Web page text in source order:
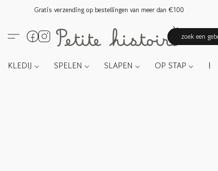
Gratis verzending op bestellingen van meer dan €100
zoek een
KLEDIJ SPELEN SLAPEN OP STAP